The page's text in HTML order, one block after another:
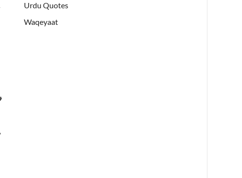
Urdu Quotes
Waqeyaat